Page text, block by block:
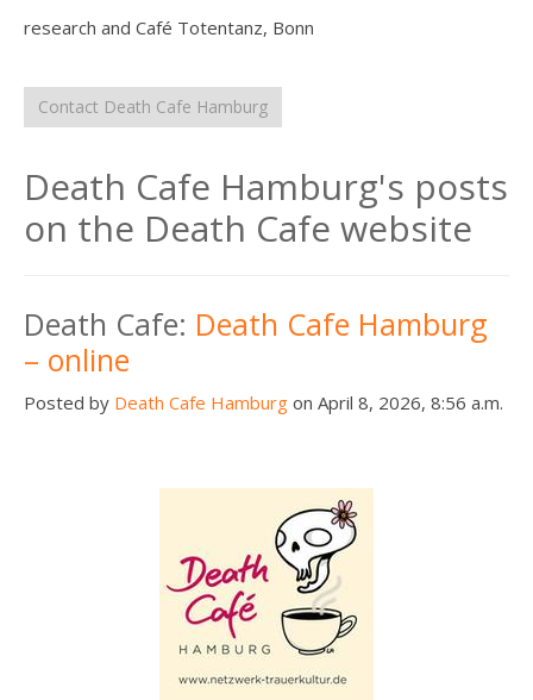
research and Café Totentanz, Bonn
Contact Death Cafe Hamburg
Death Cafe Hamburg's posts
on the Death Cafe website
Death Cafe: Death Cafe Hamburg
– online
Posted by Death Cafe Hamburg on April 8, 2026, 8:56 a.m.